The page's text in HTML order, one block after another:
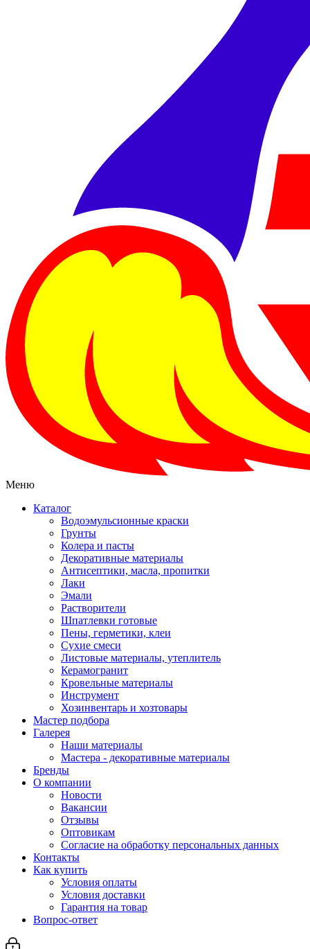
Меню
Каталог
Водоэмульсионные краски
Грунты
Колера и пасты
Декоративные материалы
Антисептики, масла, пропитки
Лаки
Эмали
Растворители
Шпатлевки готовые
Пены, герметики, клеи
Сухие смеси
Листовые материалы, утеплитель
Керамогранит
Кровельные материалы
Инструмент
Хозинвентарь и хозтовары
Мастер подбора
Галерея
Наши материалы
Мастера - декоративные материалы
Бренды
О компании
Новости
Вакансии
Отзывы
Оптовикам
Cогласие на обработку персональных данных
Контакты
Как купить
Условия оплаты
Условия доставки
Гарантия на товар
Вопрос-ответ